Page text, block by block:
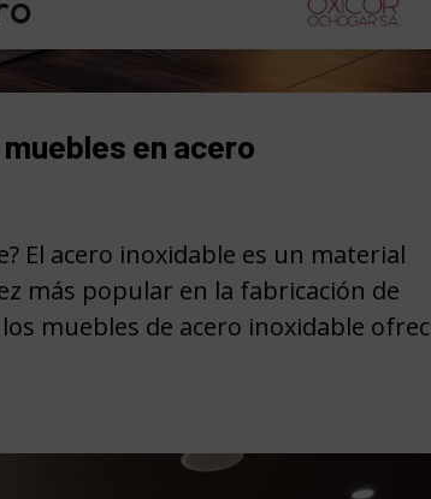
en acero
El acero inoxidable es un material
más popular en la fabricación de
muebles de acero inoxidable